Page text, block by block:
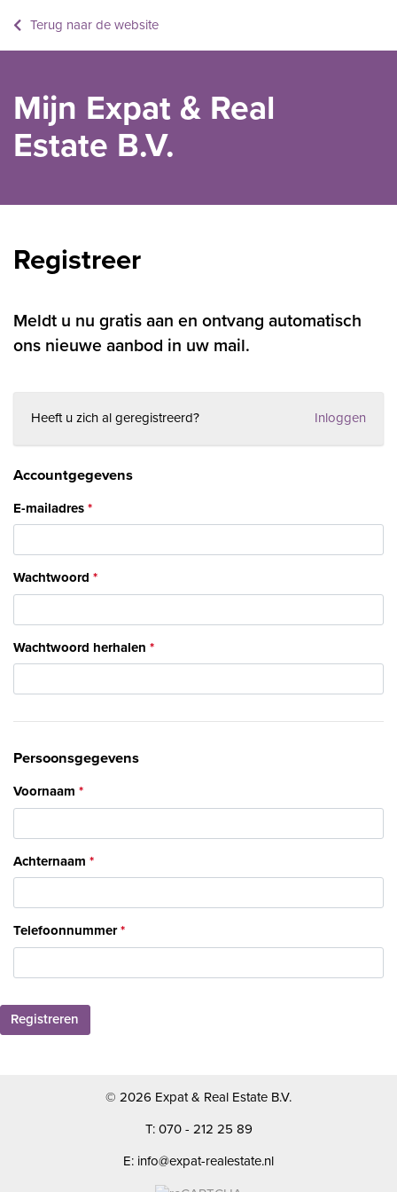
Terug naar de website
Mijn Expat & Real
Estate B.V.
Registreer
Meldt u nu gratis aan en ontvang automatisch
ons nieuwe aanbod in uw mail.
Heeft u zich al geregistreerd? Inloggen
Accountgegevens
E-mailadres
Wachtwoord
Wachtwoord herhalen
Persoonsgegevens
Voornaam
Achternaam
Telefoonnummer
Registreren
© 2026 Expat & Real Estate B.V.
T: 070 - 212 25 89
E: info@expat-realestate.nl